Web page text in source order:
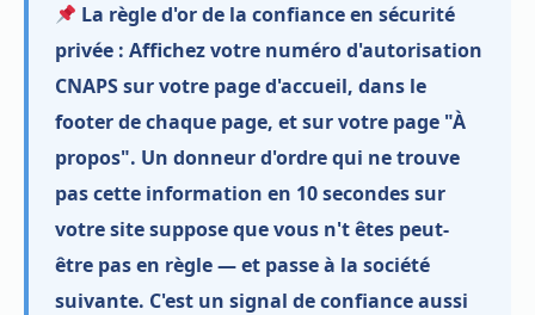
La règle d'or de la confiance en sécurité
privée : Affichez votre numéro d'autorisation
CNAPS sur votre page d'accueil, dans le
footer de chaque page, et sur votre page "À
propos". Un donneur d'ordre qui ne trouve
pas cette information en 10 secondes sur
votre site suppose que vous n't êtes peut-
être pas en règle — et passe à la société
suivante. C'est un signal de confiance aussi